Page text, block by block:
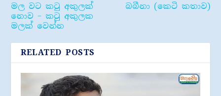
මල වට කටු අකුලක්
නොව – කටු අකුලක
මලක් වෙන්න
බබීනා (කෙටි කතාව)
RELATED POSTS